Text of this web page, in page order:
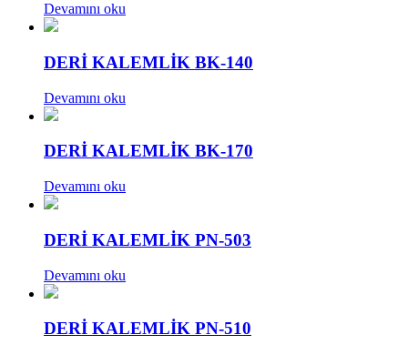
Devamını oku
DERİ KALEMLİK BK-140
Devamını oku
DERİ KALEMLİK BK-170
Devamını oku
DERİ KALEMLİK PN-503
Devamını oku
DERİ KALEMLİK PN-510